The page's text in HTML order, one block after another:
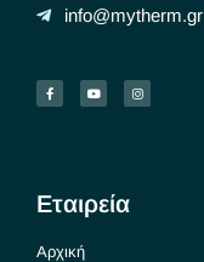
info@mytherm.gr
Εταιρεία
Αρχική